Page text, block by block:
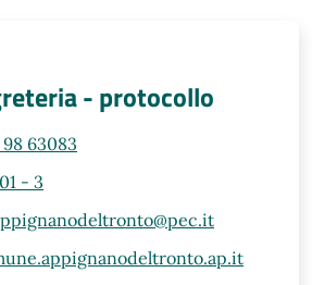
- protocollo
63083
- 3